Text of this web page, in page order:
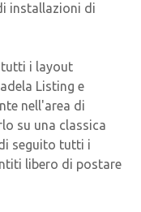
installazioni di
tutti i layout
Listing e
nell'area di
su una classica
seguito tutti i
libero di postare